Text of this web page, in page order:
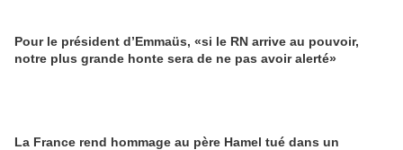
Pour le président d’Emmaüs, «si le RN arrive au pouvoir,
notre plus grande honte sera de ne pas avoir alerté»
La France rend hommage au père Hamel tué dans un